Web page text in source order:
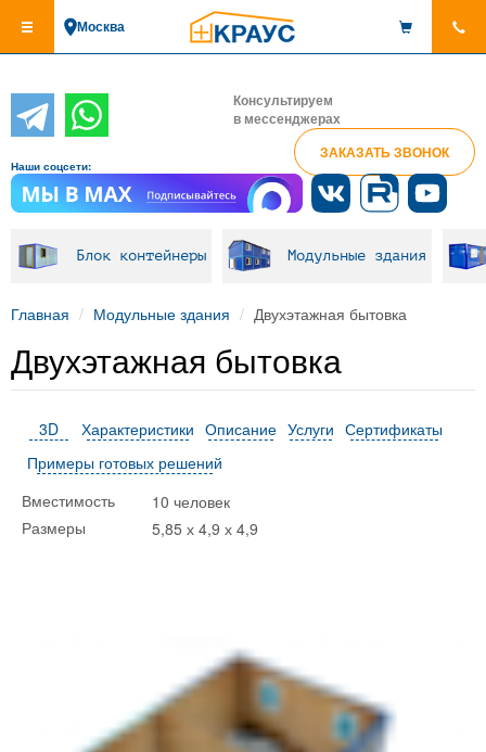
основному
Москва
Консультируем
в мессенджерах
ЗАКАЗАТЬ ЗВОНОК
Наши соцсети:
Блок контейнеры Модульные здания
Главная Модульные здания Двухэтажная бытовка
Двухэтажная бытовка
3D Характеристики Описание Услуги Сертификаты
Примеры готовых решений
Вместимость 10 человек
Размеры 5,85 х 4,9 х 4,9